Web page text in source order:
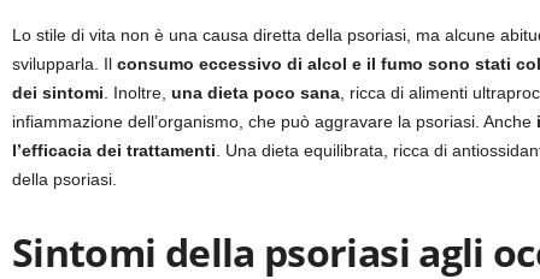
Lo stile di vita non è una causa diretta della psoriasi, ma alcune
svilupparla. Il consumo eccessivo di alcol e il fumo sono stati
dei sintomi . Inoltre, una dieta poco sana , ricca di alimenti
infiammazione dell’organismo, che può aggravare la psoriasi. Anche
l’efficacia dei trattamenti . Una dieta equilibrata, ricca di
della psoriasi.
Sintomi della psoriasi agli